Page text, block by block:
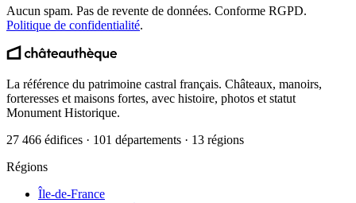
Aucun spam. Pas de revente de données. Conforme RGPD.
Politique de confidentialité.
La référence du patrimoine castral français. Châteaux, manoirs,
forteresses et maisons fortes, avec histoire, photos et statut
Monument Historique.
27 466 édifices · 101 départements · 13 régions
Régions
Île-de-France